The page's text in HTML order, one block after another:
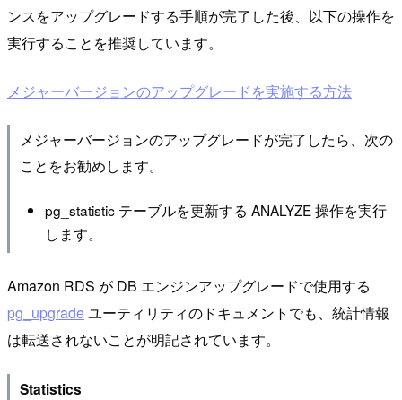
ンスをアップグレードする手順が完了した後、以下の操作を
実行することを推奨しています。
メジャーバージョンのアップグレードを実施する方法
メジャーバージョンのアップグレードが完了したら、次の
ことをお勧めします。
pg_statistic テーブルを更新する ANALYZE 操作を実行
します。
Amazon RDS が DB エンジンアップグレードで使用する
pg_upgradeユーティリティのドキュメントでも、統計情報
は転送されないことが明記されています。
Statistics